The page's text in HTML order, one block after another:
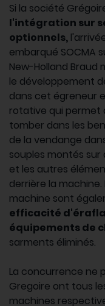
Si la société
l'intégration sur
optionnels,
embarqué SOCMA
New-Holland Braud
le développement
dans cet égreneur
rotative qui permet
tomber dans les
de la vendange
souples montés sur
et les autres
derrière la
machine sont
efficacité
équipements de
sarments éliminés.
La concurrence ne
Gregoire ont tous
machines